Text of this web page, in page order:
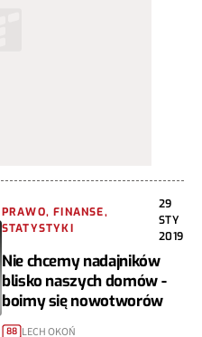
PRAWO, FINANSE,
STATYSTYKI
29
STY
2019
Nie chcemy nadajników
blisko naszych domów -
boimy się nowotworów
88 LECH OKOŃ